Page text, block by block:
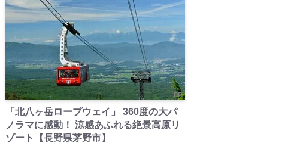
PR
「北八ヶ岳ロープウェイ」 360度の大パ
ノラマに感動！ 涼感あふれる絶景高原リ
ゾート【長野県茅野市】